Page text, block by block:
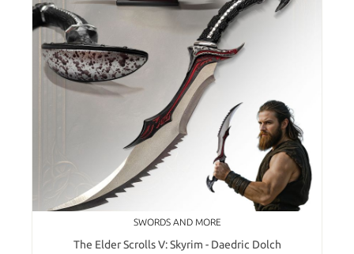
SWORDS AND MORE
The Elder Scrolls V: Skyrim - Daedric Dolch